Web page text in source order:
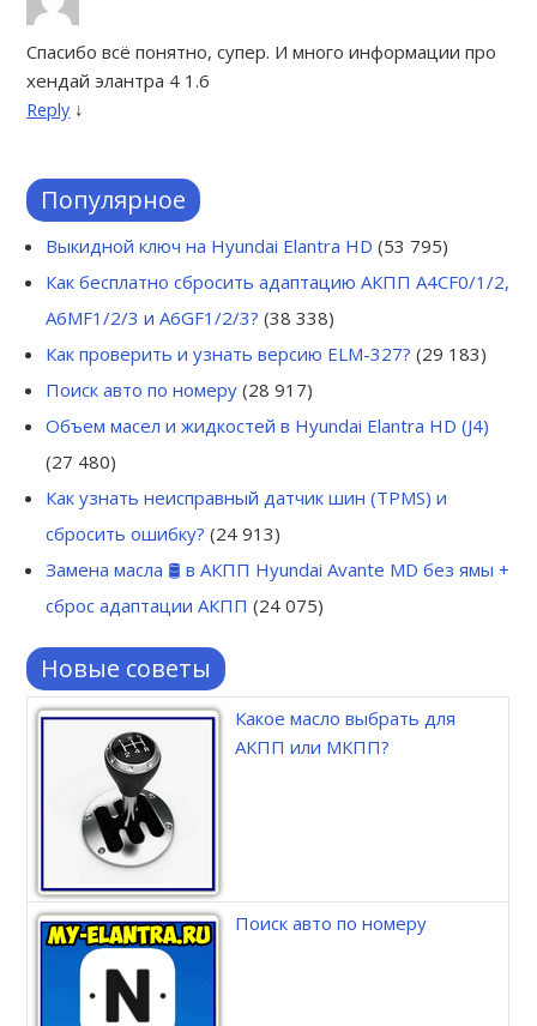
Спасибо всё понятно, супер. И много информации про
хендай элантра 4 1.6
Reply ↓
Популярное
Выкидной ключ на Hyundai Elantra HD (53 795)
Как бесплатно сбросить адаптацию АКПП A4CF0/1/2,
A6MF1/2/3 и A6GF1/2/3? (38 338)
Как проверить и узнать версию ELM-327? (29 183)
Поиск авто по номеру (28 917)
Объем масел и жидкостей в Hyundai Elantra HD (J4)
(27 480)
Как узнать неисправный датчик шин (TPMS) и
сбросить ошибку? (24 913)
Замена масла 🛢 в АКПП Hyundai Avante MD без ямы +
сброс адаптации АКПП (24 075)
Новые советы
Какое масло выбрать для
АКПП или МКПП?
Поиск авто по номеру